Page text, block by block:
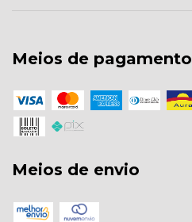
Meios de pagamento
Meios de envio